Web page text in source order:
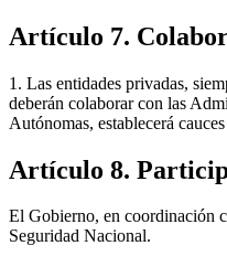
Artículo 7.
1. Las entidades privadas,
deberán colaborar con las
Autónomas, establecerá
Artículo 8.
El Gobierno, en coordinación
Seguridad Nacional.